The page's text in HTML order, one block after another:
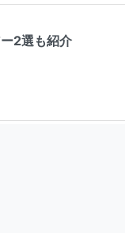
2選も紹介